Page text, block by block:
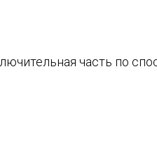
часть по